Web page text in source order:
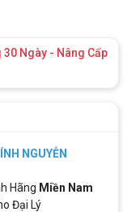
Ngày - Nâng Cấp
NGUYỄN
Hãng Miền Nam
Đại Lý